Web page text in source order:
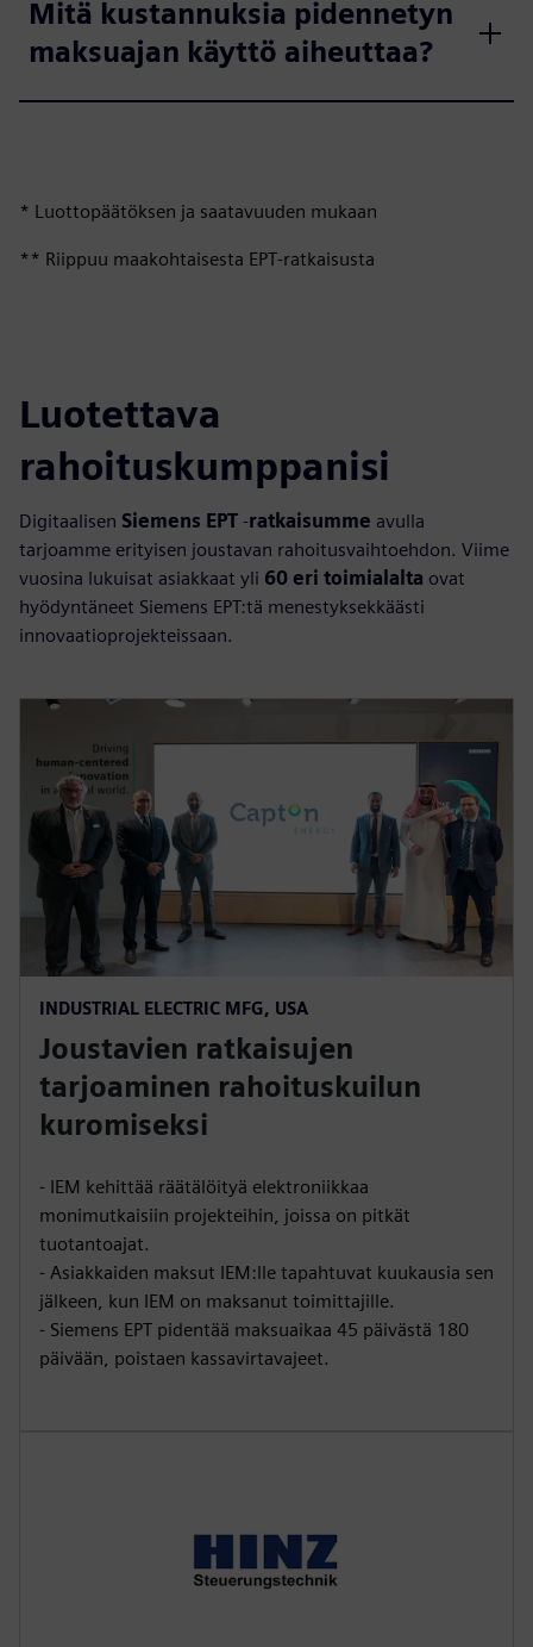
Mitä kustannuksia pidennetyn
maksuajan käyttö aiheuttaa?
* Luottopäätöksen ja saatavuuden mukaan
** Riippuu maakohtaisesta EPT‑ratkaisusta
Luotettava
rahoituskumppanisi
Digitaalisen Siemens EPT ‑ratkaisumme avulla
tarjoamme erityisen joustavan rahoitusvaihtoehdon. Viime
vuosina lukuisat asiakkaat yli 60 eri toimialalta ovat
hyödyntäneet Siemens EPT:tä menestyksekkäästi
innovaatioprojekteissaan.
INDUSTRIAL ELECTRIC MFG, USA
Joustavien ratkaisujen
tarjoaminen rahoituskuilun
kuromiseksi
- IEM kehittää räätälöityä elektroniikkaa
monimutkaisiin projekteihin, joissa on pitkät
tuotantoajat.
- Asiakkaiden maksut IEM:lle tapahtuvat kuukausia sen
jälkeen, kun IEM on maksanut toimittajille.
- Siemens EPT pidentää maksuaikaa 45 päivästä 180
päivään, poistaen kassavirtavajeet.